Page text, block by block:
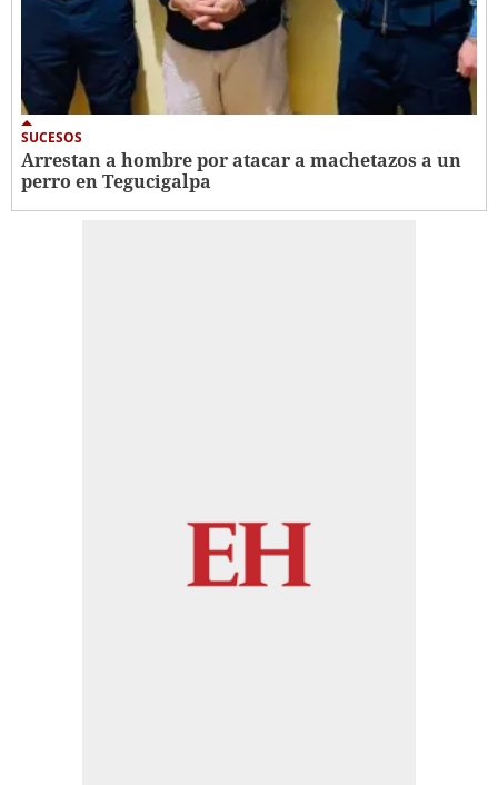
SUCESOS
Arrestan a hombre por atacar a machetazos a un
perro en Tegucigalpa